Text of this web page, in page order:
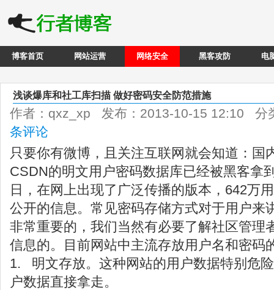
博客首页 网站运营 网络安全 黑客攻防 电
浅谈爆库和社工库扫描 做好密码安全防范措施
作者：qxz_xp 发布：2013-10-15 12:10 分
条评论
只要你有微博，且关注互联网就会知道：国
CSDN的明文用户密码数据库已经被黑客拿
日，在网上出现了广泛传播的版本，642万
公开的信息。常见密码存储方式对于用户来
非常重要的，我们当然有必要了解社区管理
信息的。目前网站中主流存放用户名和密码
1. 明文存放。这种网站的用户数据特别危
户数据直接拿走。